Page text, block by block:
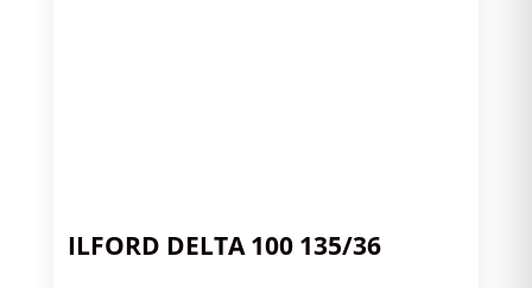
ILFORD DELTA 100 135/36